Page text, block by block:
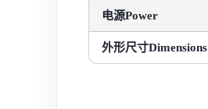
电源Power
外形尺寸Dimensions